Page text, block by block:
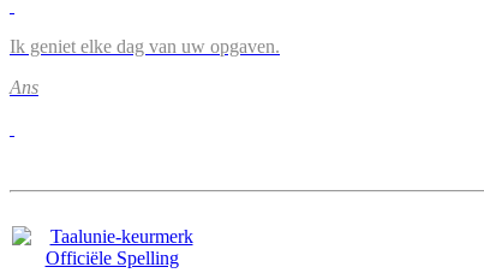
Ik geniet elke dag van uw opgaven.
Ans